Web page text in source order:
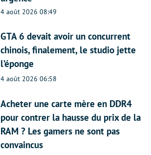
4 août 2026 08:49
GTA 6 devait avoir un concurrent
chinois, finalement, le studio jette
l’éponge
4 août 2026 06:58
Acheter une carte mère en DDR4
pour contrer la hausse du prix de la
RAM ? Les gamers ne sont pas
convaincus